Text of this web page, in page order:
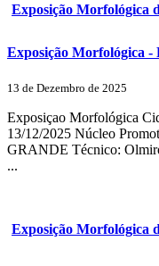
Exposição Morfológica
Exposição Morfológica -
13 de Dezembro de 2025
Exposiçao Morfológica
13/12/2025 Núcleo
GRANDE Técnico:
...
Exposição Morfológica